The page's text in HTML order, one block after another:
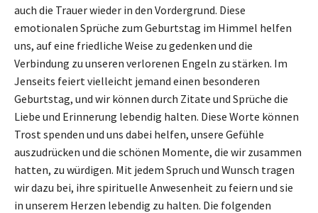
auch die Trauer wieder in den Vordergrund. Diese
emotionalen Sprüche zum Geburtstag im Himmel helfen
uns, auf eine friedliche Weise zu gedenken und die
Verbindung zu unseren verlorenen Engeln zu stärken. Im
Jenseits feiert vielleicht jemand einen besonderen
Geburtstag, und wir können durch Zitate und Sprüche die
Liebe und Erinnerung lebendig halten. Diese Worte können
Trost spenden und uns dabei helfen, unsere Gefühle
auszudrücken und die schönen Momente, die wir zusammen
hatten, zu würdigen. Mit jedem Spruch und Wunsch tragen
wir dazu bei, ihre spirituelle Anwesenheit zu feiern und sie
in unserem Herzen lebendig zu halten. Die folgenden